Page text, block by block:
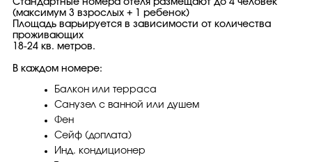
Стандартные номера отеля размещают до 4 человек
(максимум 3 взрослых + 1 ребенок)
Площадь варьируется в зависимости от количества
проживающих
18-24 кв. метров.
В каждом номере:
Балкон или терраса
Санузел с ванной или душем
Фен
Сейф (доплата)
Инд. кондиционер